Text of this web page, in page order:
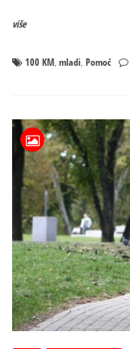
više
100 KM mladi Pomoć